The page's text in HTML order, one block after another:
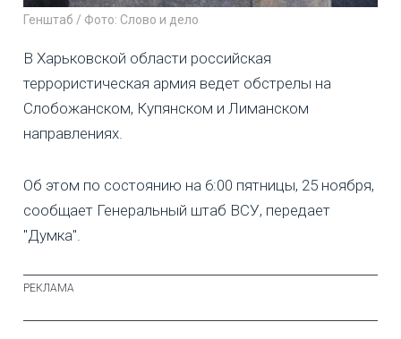
Генштаб / Фото: Слово и дело
В Харьковской области российская
террористическая армия ведет обстрелы на
Слобожанском, Купянском и Лиманском
направлениях.
Об этом по состоянию на 6:00 пятницы, 25 ноября,
сообщает Генеральный штаб ВСУ, передает
"Думка".